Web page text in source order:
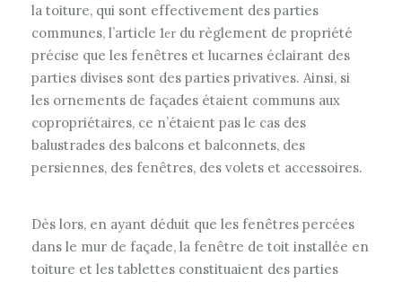
la toiture, qui sont effectivement des parties
communes, l’article 1er du règlement de propriété
précise que les fenêtres et lucarnes éclairant des
parties divises sont des parties privatives. Ainsi, si
les ornements de façades étaient communs aux
copropriétaires, ce n’étaient pas le cas des
balustrades des balcons et balconnets, des
persiennes, des fenêtres, des volets et accessoires.
Dès lors, en ayant déduit que les fenêtres percées
dans le mur de façade, la fenêtre de toit installée en
toiture et les tablettes constituaient des parties